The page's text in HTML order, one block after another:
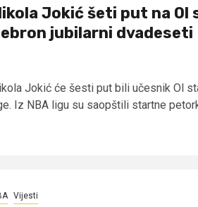
Jokić šeti put na Ol
jubilarni dvadeseti
Jokić će šesti put bili učesnik Ol
Iz NBA ligu su saopštili startne
Vijesti